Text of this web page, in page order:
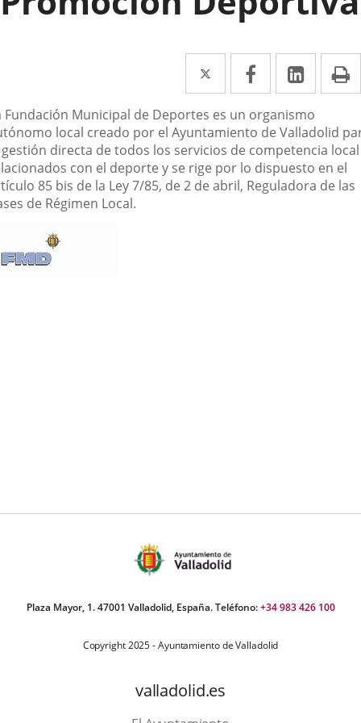
Twitter
Enlace
a
una
aplicación
externa.
Facebook
Enlace
a
una
aplicación
externa.
Enlace
a
una
Fundación Municipal de Deportes es un organismo
local creado por el Ayuntamiento de Valladolid
directa de todos los servicios de competencia local
con el deporte y se rige por lo dispuesto en el
85 bis de la Ley 7/85, de 2 de abril, Reguladora de las
de Régimen Local.
Plaza Mayor, 1. 47001 Valladolid, España. Teléfono:+34 983 426 100
Copyright 2025 - Ayuntamiento de Valladolid
valladolid.es